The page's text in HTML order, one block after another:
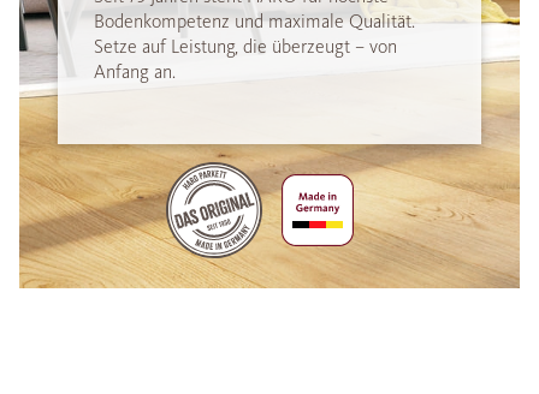
Bodenkompetenz und maximale Qualität.
Setze auf Leistung, die überzeugt – von
Anfang an.